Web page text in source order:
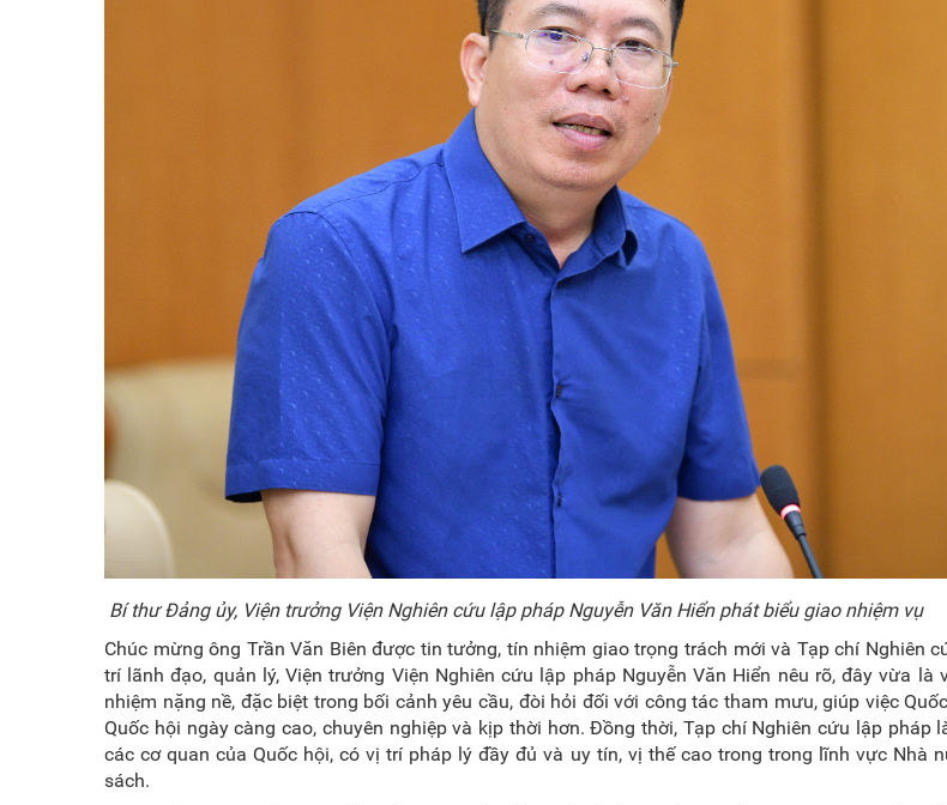
Bí thư Đảng ủy, Viện trưởng Viện Nghiên cứu lập pháp Nguyễn Văn Hiển phát biểu giao nhiệm vụ
Chúc mừng ông Trần Văn Biên được tin tưởng, tín nhiệm giao trọng trách mới và Tạp chí Nghiên
trí lãnh đạo, quản lý, Viện trưởng Viện Nghiên cứu lập pháp Nguyễn Văn Hiển nêu rõ, đây vừa
nhiệm nặng nề, đặc biệt trong bối cảnh yêu cầu, đòi hỏi đối với công tác tham mưu, giúp việc
Quốc hội ngày càng cao, chuyên nghiệp và kịp thời hơn. Đồng thời, Tạp chí Nghiên cứu lập pháp
các cơ quan của Quốc hội, có vị trí pháp lý đầy đủ và uy tín, vị thế cao trong trong lĩnh vực Nhà
sách.